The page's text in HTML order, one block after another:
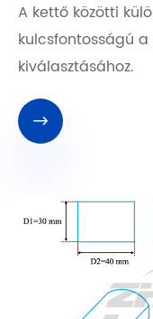
A kettő közötti
kulcsfontosságú
kiválasztásához.
